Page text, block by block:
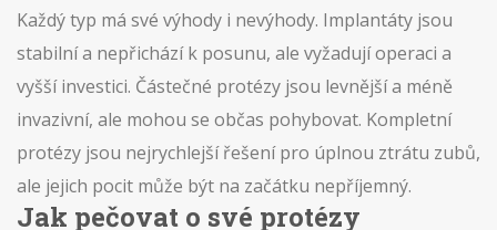
Každý typ má své výhody i nevýhody. Implantáty jsou
stabilní a nepřichází k posunu, ale vyžadují operaci a
vyšší investici. Částečné protézy jsou levnější a méně
invazivní, ale mohou se občas pohybovat. Kompletní
protézy jsou nejrychlejší řešení pro úplnou ztrátu zubů,
ale jejich pocit může být na začátku nepříjemný.
Jak pečovat o své protézy